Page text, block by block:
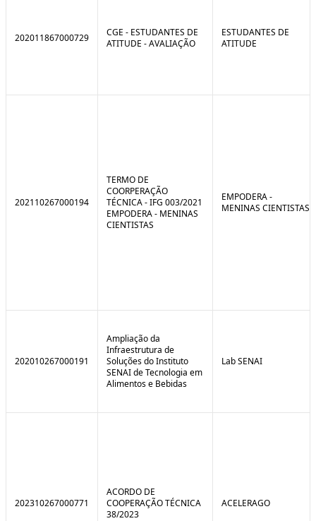
202011867000729
CGE - ESTUDANTES DE
ATITUDE - AVALIAÇÃO
ESTUDANTES DE
ATITUDE
202110267000194
TERMO DE
COORPERAÇÃO
TÉCNICA - IFG 003/2021
EMPODERA - MENINAS
CIENTISTAS
EMPODERA -
MENINAS CIENTISTAS
202010267000191
Ampliação da
Infraestrutura de
Soluções do Instituto
SENAI de Tecnologia em
Alimentos e Bebidas
Lab SENAI
202310267000771
ACORDO DE
COOPERAÇÃO TÉCNICA
38/2023
ACELERAGO